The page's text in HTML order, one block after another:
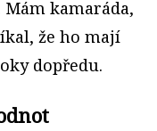
Mám kamaráda,
že ho mají
dopředu.